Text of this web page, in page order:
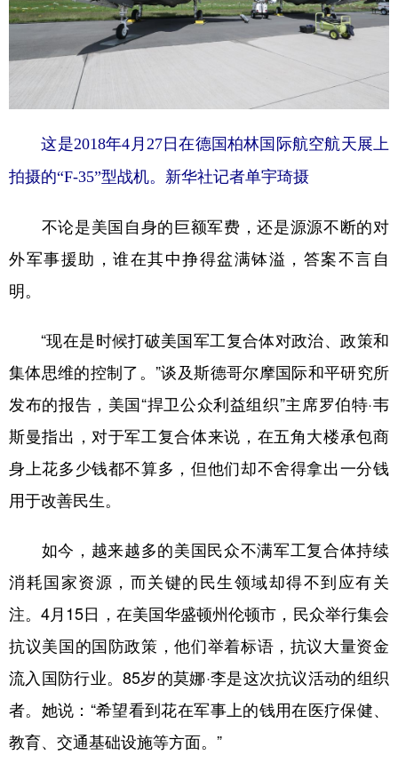
这是2018年4月27日在德国柏林国际航空航天展上
拍摄的“F-35”型战机。新华社记者单宇琦摄
不论是美国自身的巨额军费，还是源源不断的对
外军事援助，谁在其中挣得盆满钵溢，答案不言自
明。
“现在是时候打破美国军工复合体对政治、政策和
集体思维的控制了。”谈及斯德哥尔摩国际和平研究所
发布的报告，美国“捍卫公众利益组织”主席罗伯特·韦
斯曼指出，对于军工复合体来说，在五角大楼承包商
身上花多少钱都不算多，但他们却不舍得拿出一分钱
用于改善民生。
如今，越来越多的美国民众不满军工复合体持续
消耗国家资源，而关键的民生领域却得不到应有关
注。4月15日，在美国华盛顿州伦顿市，民众举行集会
抗议美国的国防政策，他们举着标语，抗议大量资金
流入国防行业。85岁的莫娜·李是这次抗议活动的组织
者。她说：“希望看到花在军事上的钱用在医疗保健、
教育、交通基础设施等方面。”